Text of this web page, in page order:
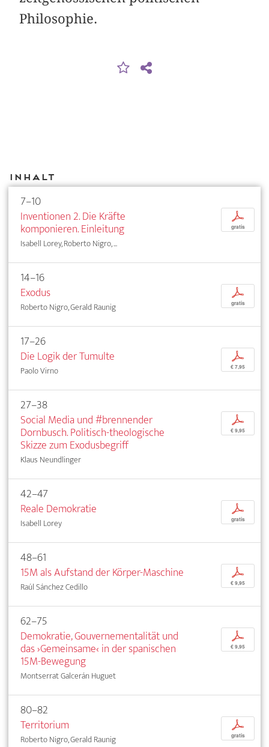
Philosophie.
Inhalt
7–10
Inventionen 2. Die Kräfte
komponieren. Einleitung
Isabell Lorey, Roberto Nigro, ...
p
gratis
14–16
Exodus
Roberto Nigro, Gerald Raunig
p
gratis
17–26
Die Logik der Tumulte
Paolo Virno
p
€ 7,95
27–38
Social Media und #brennender
Dornbusch. Politisch-theologische
Skizze zum Exodusbegriff
Klaus Neundlinger
p
€ 9,95
42–47
Reale Demokratie
Isabell Lorey
p
gratis
48–61
15M als Aufstand der Körper-Maschine
Raúl Sánchez Cedillo
p
€ 9,95
62–75
Demokratie, Gouvernementalität und
das ›Gemeinsame‹ in der spanischen
15M-Bewegung
Montserrat Galcerán Huguet
p
€ 9,95
80–82
Territorium
Roberto Nigro, Gerald Raunig
p
gratis